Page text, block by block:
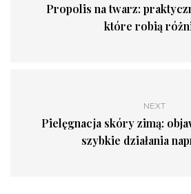
Propolis na twarz:
które robią
NEXT
Pielęgnacja skóry zimą:
szybkie działania